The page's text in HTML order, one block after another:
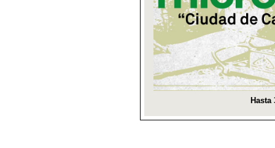
Hasta